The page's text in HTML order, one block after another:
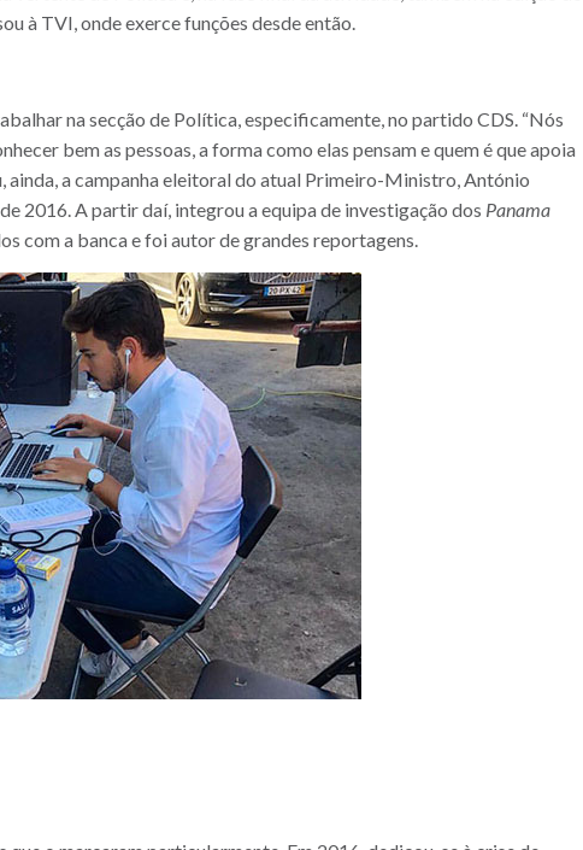
à TVI, onde exerce funções desde então.
na secção de Política, especificamente, no partido CDS. “Nós
bem as pessoas, a forma como elas pensam e quem é que apoia
ainda, a campanha eleitoral do atual Primeiro-Ministro, António
2016. A partir daí, integrou a equipa de investigação dos Panama
com a banca e foi autor de grandes reportagens.